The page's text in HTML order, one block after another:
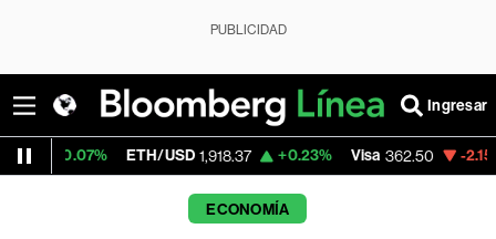
PUBLICIDAD
Ingresar
ETH/USD 1,918.37 +0.23% Visa 362.50 -2.15%
ECONOMÍA